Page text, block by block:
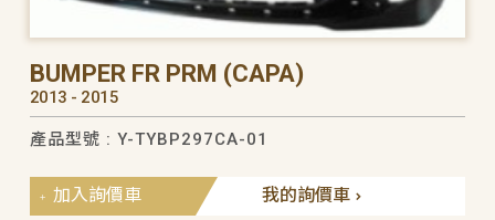
BUMPER FR PRM (CAPA)
2013 - 2015
產品型號 : Y-TYBP297CA-01
我的詢價車
加入詢價車